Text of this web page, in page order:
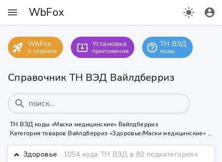
menu WbFox light_mode account_circle
rocket_launch WbFox
о сервисе system_update_alt Установка
приложения help_outline ТН ВЭД
коды
Справочник ТН ВЭД Вайлдберриз
search
ТН ВЭД коды «Маски медицинские» Вайлдберриз
Категория товаров Вайлдберриз «Здоровье/Маски медицинские» не содержит ТН ВЭД кодов
keyboard_arrow_down Здоровье · 1054 кода ТН ВЭД в 82 подкатегориях